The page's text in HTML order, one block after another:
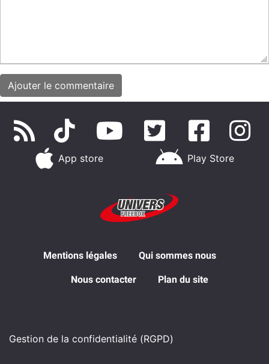
App store Play Store
Mentions légales Qui sommes nous
Nous contacter Plan du site
Gestion de la confidentialité (RGPD)